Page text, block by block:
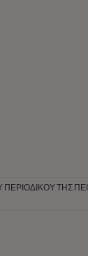
ΤΗΣ